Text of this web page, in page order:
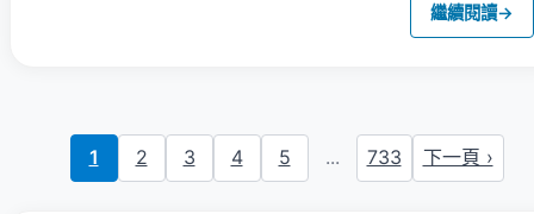
繼續閱讀→
1 2 3 4 5 ... 733 下一頁 ›